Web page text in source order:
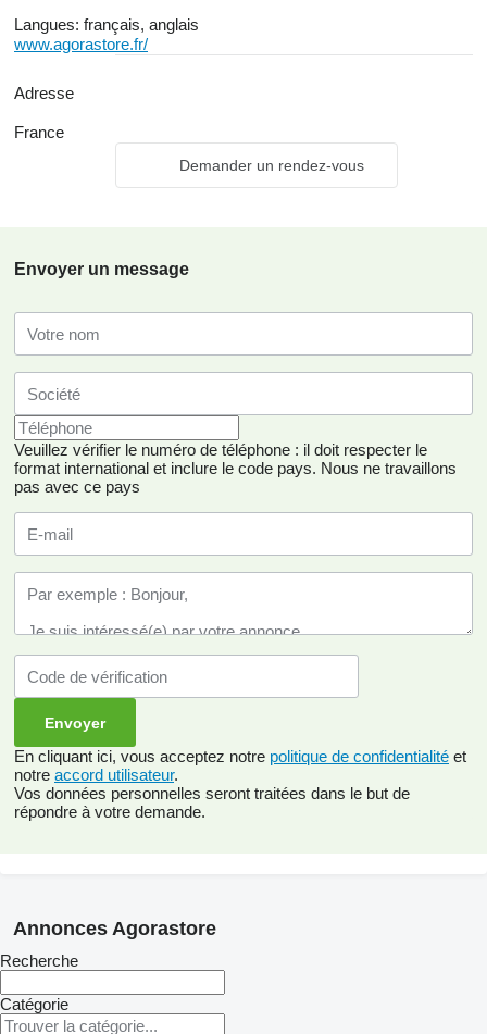
Langues: français, anglais
www.agorastore.fr/
Adresse
France
Demander un rendez-vous
Envoyer un message
Veuillez vérifier le numéro de téléphone : il doit respecter le
format international et inclure le code pays. Nous ne travaillons
pas avec ce pays
En cliquant ici, vous acceptez notre politique de confidentialité et
notre accord utilisateur.
Vos données personnelles seront traitées dans le but de
répondre à votre demande.
Annonces Agorastore
Recherche
Catégorie